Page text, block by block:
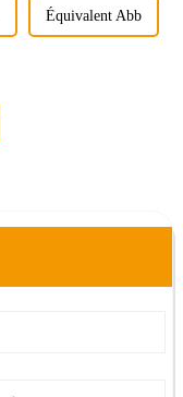
Équivalent Abb